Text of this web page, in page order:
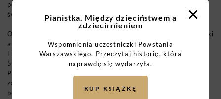
poświęceniu i miłe gesty, takie jak wysyłanie prezentów na
święta.
Od początku rosyjskiej inwazji w Ukrainie Fundacja Biedronki
aktywnie pomaga uchodźcom, szczególnie osobom starszym
i niepełnosprawnym. W samym 2023 roku dostarczono 29
549 paczek rozdysponowanych w 153 miejscowościach, a z
Polski do Ukrainy wyjechało 30 transportów, które
zawierały ok. 903 palet podstawowych produktów. Ogółem
pomoc trafiła do 56 tys. osób. Fundacja dostarcza
×
Pianistka. Między dzieciństwem a
zdziecinnieniem
Wspomnienia uczestniczki Powstania
Warszawskiego. Przeczytaj historię, która
naprawdę się wydarzyła.
KUP KSIĄŻKĘ